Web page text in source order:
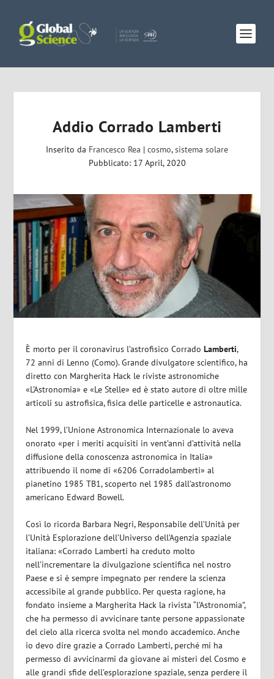
Addio Corrado Lamberti
Inserito da Francesco Rea | cosmo,sistema solare
Pubblicato: 17 April, 2020
È morto per il coronavirus l’astrofisico CorradoLamberti,
72 anni di Lenno (Como). Grande divulgatore scientifico, ha
diretto con Margherita Hack le riviste astronomiche
«L’Astronomia» e «Le Stelle» ed è stato autore di oltre mille
articoli su astrofisica, fisica delle particelle e astronautica.
Nel 1999, l’Unione Astronomica Internazionale lo aveva
onorato «per i meriti acquisiti in vent’anni d’attività nella
diffusione della conoscenza astronomica in Italia»
attribuendo il nome di «6206 Corradolamberti» al
pianetino 1985 TB1, scoperto nel 1985 dall’astronomo
americano Edward Bowell.
Così lo ricorda Barbara Negri, Responsabile dell’Unità per
l’Unità Esplorazione dell’Universo dell’Agenzia spaziale
italiana: «Corrado Lamberti ha creduto molto
nell’incrementare la divulgazione scientifica nel nostro
Paese e si è sempre impegnato per rendere la scienza
accessibile al grande pubblico. Per questa ragione, ha
fondato insieme a Margherita Hack la rivista “l’Astronomia”,
che ha permesso di avvicinare tante persone appassionate
del cielo alla ricerca svolta nel mondo accademico. Anche
io devo dire grazie a Corrado Lamberti, perché mi ha
permesso di avvicinarmi da giovane ai misteri del Cosmo e
alle grandi sfide dell’esplorazione spaziale, senza perdere il